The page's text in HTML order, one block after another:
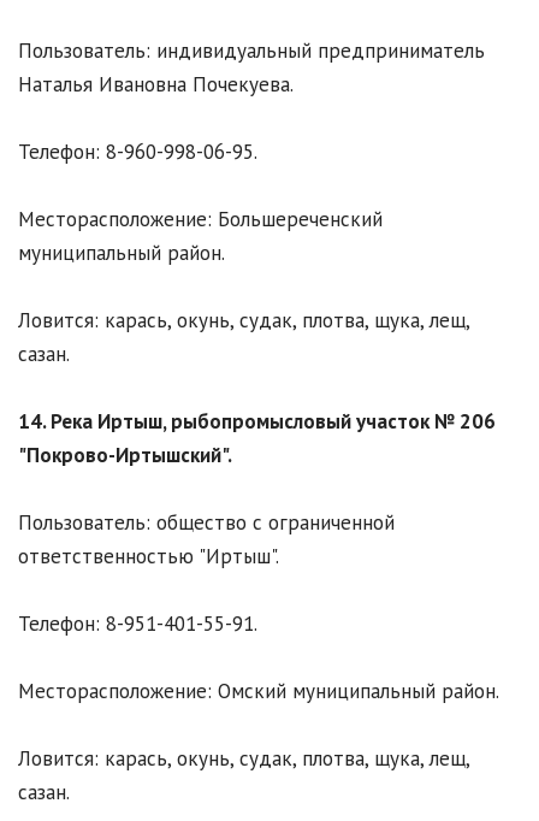
Пользователь: индивидуальный предприниматель
Наталья Ивановна Почекуева.
Телефон: 8-960-998-06-95.
Месторасположение: Большереченский
муниципальный район.
Ловится: карась, окунь, судак, плотва, щука, лещ,
сазан.
14. Река Иртыш, рыбопромысловый участок № 206
"Покрово-Иртышский".
Пользователь: общество с ограниченной
ответственностью "Иртыш".
Телефон: 8-951-401-55-91.
Месторасположение: Омский муниципальный район.
Ловится: карась, окунь, судак, плотва, щука, лещ,
сазан.